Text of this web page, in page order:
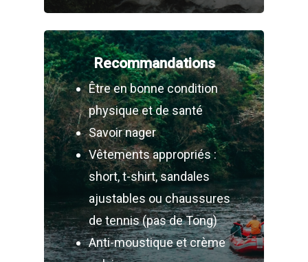
Recommandations
Être en bonne condition
physique et de santé
Savoir nager
Vêtements appropriés :
short, t-shirt, sandales
ajustables ou chaussures
de tennis (pas de Tong)
Anti-moustique et crème